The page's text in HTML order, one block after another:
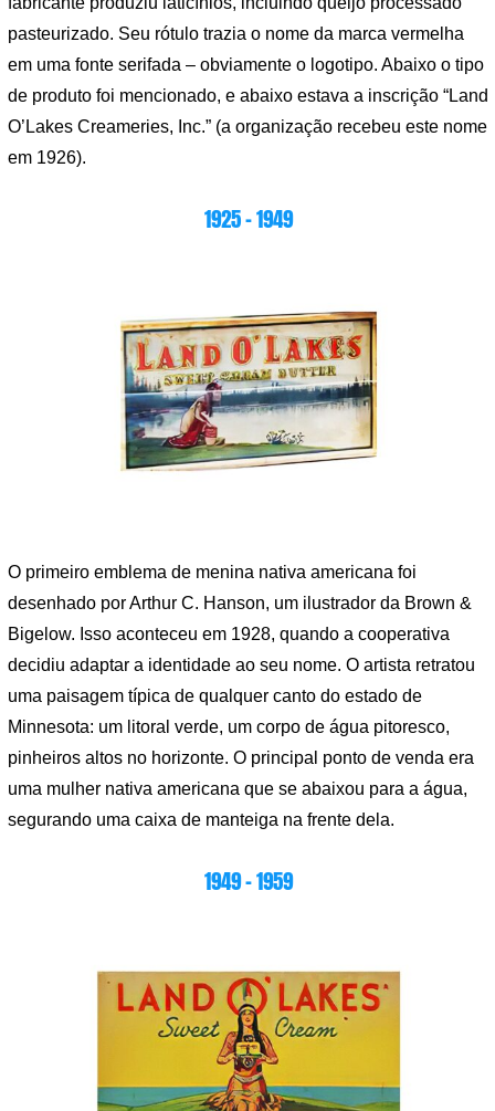
pasteurizado. Seu rótulo trazia o nome da marca vermelha
em uma fonte serifada – obviamente o logotipo. Abaixo o tipo
de produto foi mencionado, e abaixo estava a inscrição “Land
O’Lakes Creameries, Inc.” (a organização recebeu este nome
em 1926).
1925 – 1949
O primeiro emblema de menina nativa americana foi
desenhado por Arthur C. Hanson, um ilustrador da Brown &
Bigelow. Isso aconteceu em 1928, quando a cooperativa
decidiu adaptar a identidade ao seu nome. O artista retratou
uma paisagem típica de qualquer canto do estado de
Minnesota: um litoral verde, um corpo de água pitoresco,
pinheiros altos no horizonte. O principal ponto de venda era
uma mulher nativa americana que se abaixou para a água,
segurando uma caixa de manteiga na frente dela.
1949 – 1959